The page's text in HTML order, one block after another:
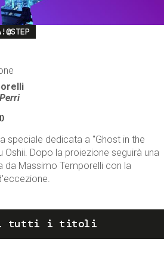
speciale dedicata a "Ghost in the
Oshii. Dopo la proiezione seguirà una
Massimo Temporelli con la
tutti i titoli